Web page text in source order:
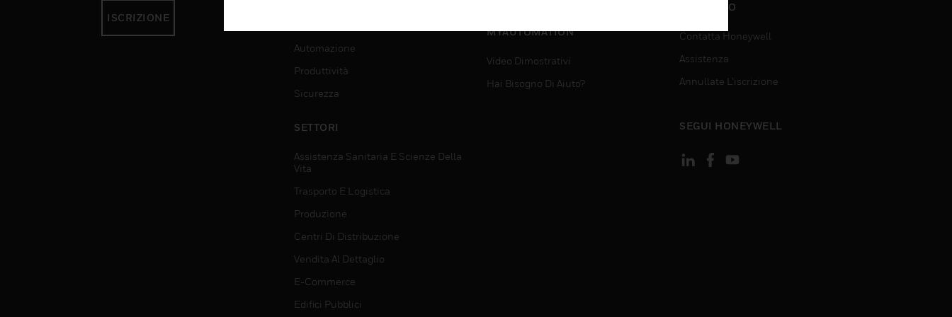
ISCRIZIONE
Automazione
Produttività
Sicurezza
SETTORI
Assistenza Sanitaria E Scienze Della
Vita
Trasporto E Logistica
Produzione
Centri Di Distribuzione
Vendita Al Dettaglio
E-Commerce
Edifici Pubblici
MYAUTOMATION
Video Dimostrativi
Hai Bisogno Di Aiuto?
CONTATTO
Contatta Honeywell
Assistenza
Annullate L’iscrizione
SEGUI HONEYWELL